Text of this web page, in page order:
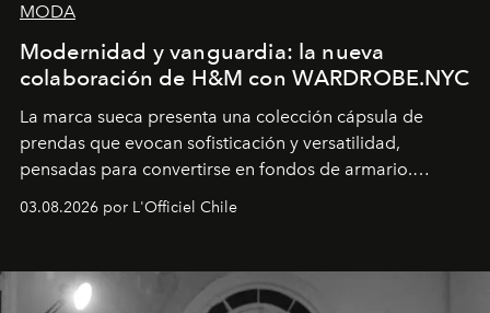
MODA
Modernidad y vanguardia: la nueva
colaboración de H&M con WARDROBE.NYC
La marca sueca presenta una colección cápsula de
prendas que evocan sofisticación y versatilidad,
pensadas para convertirse en fondos de armario.
Disponible en Chile desde el 6 de agosto.
03.08.2026 por L'Officiel Chile